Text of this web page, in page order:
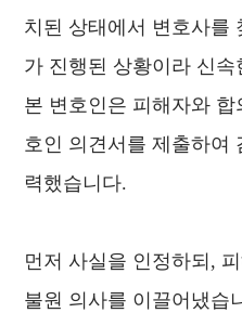
치된 상태에서 변호사를
가 진행된 상황이라 신
본 변호인은 피해자와
호인 의견서를 제출하여
력했습니다.
먼저 사실을 인정하되,
불원 의사를 이끌어냈습